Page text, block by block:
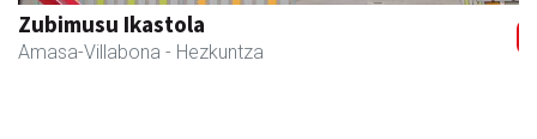
Zubimusu Ikastola
Amasa-Villabona - Hezkuntza